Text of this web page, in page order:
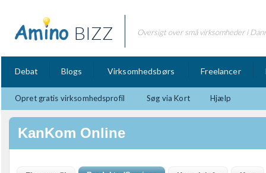
BIZZ Oversigt over små virksomheder i
Debat Blogs Virksomhedsbørs Freelancer
Opret gratis virksomhedsprofil Søg via Kort Hjælp
KanKom Online